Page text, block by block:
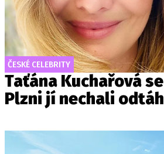
ČESKÉ CELEBRITY
Taťána Kuchařová
Plzni jí nechali